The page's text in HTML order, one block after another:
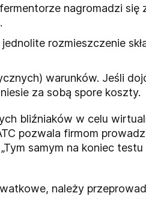
nagromadzi
rozmieszczenie
warunków. Jeśli
za sobą spore koszty.
bliźniaków w celu
pozwala firmom
samym na koniec
należy